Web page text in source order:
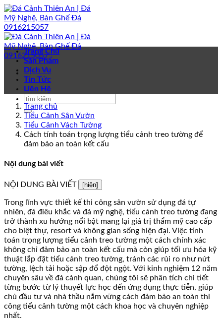
Bỏ
qua
nội
dung
Trang Chủ
Sản Phẩm
Dịch Vụ
Tin Tức
Liên Hệ
Trang chủ
Tiểu Cảnh Sân Vườn
Tiểu Cảnh Vách Tường
Cách tính toán trọng lượng tiểu cảnh treo tường để
đảm bảo an toàn kết cấu
Nội dung bài viết
NỘI DUNG BÀI VIẾT [hiện]
Trong lĩnh vực thiết kế thi công sân vườn sử dụng đá tự
nhiên, đá điêu khắc và đá mỹ nghệ, tiểu cảnh treo tường đang
trở thành xu hướng nổi bật mang lại giá trị thẩm mỹ cao cấp
cho biệt thự, resort và không gian sống hiện đại. Việc tính
toán trọng lượng tiểu cảnh treo tường một cách chính xác
không chỉ đảm bảo an toàn kết cấu mà còn giúp tối ưu hóa kỹ
thuật lắp đặt tiểu cảnh treo tường, tránh các rủi ro như nứt
tường, lệch tải hoặc sập đổ đột ngột. Với kinh nghiệm 12 năm
chuyên sâu về đá cảnh quan, chúng tôi sẽ phân tích chi tiết
từng bước từ lý thuyết lực học đến ứng dụng thực tiễn, giúp
chủ đầu tư và nhà thầu nắm vững cách đảm bảo an toàn thi
công tiểu cảnh tường một cách khoa học và chuyên nghiệp
nhất.